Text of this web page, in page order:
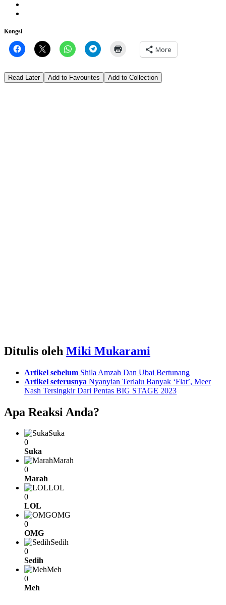
Kongsi
More
Read Later Add to Favourites Add to Collection
Ditulis oleh Miki Mukarami
more
Artikel sebelum Shila Amzah Dan Ubai Bertunang
Artikel seterusnya Nyanyian Terlalu Banyak ‘Flat’, Meer
Nash Tersingkir Dari Pentas BIG STAGE 2023
Apa Reaksi Anda?
Suka
0
Suka
Marah
0
Marah
LOL
0
LOL
OMG
0
OMG
Sedih
0
Sedih
Meh
0
Meh